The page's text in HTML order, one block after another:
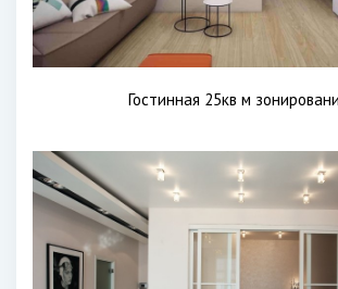
Гостинная 25кв м